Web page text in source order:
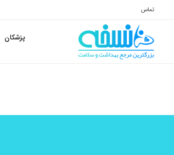
تماس
پزشکان